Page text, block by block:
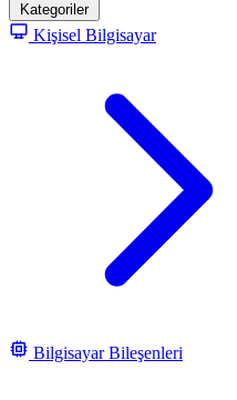
Kategoriler
Kişisel Bilgisayar
Bilgisayar Bileşenleri